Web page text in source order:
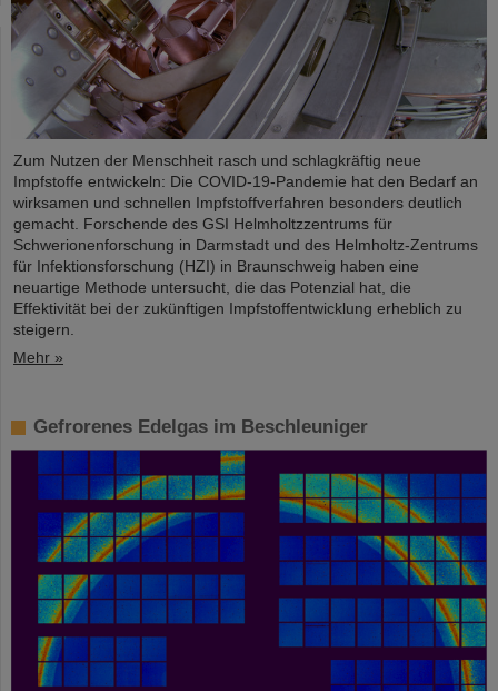
Zum Nutzen der Menschheit rasch und schlagkräftig neue
Impfstoffe entwickeln: Die COVID-19-Pandemie hat den Bedarf an
wirksamen und schnellen Impfstoffverfahren besonders deutlich
gemacht. Forschende des GSI Helmholtzzentrums für
Schwerionenforschung in Darmstadt und des Helmholtz-Zentrums
für Infektionsforschung (HZI) in Braunschweig haben eine
neuartige Methode untersucht, die das Potenzial hat, die
Effektivität bei der zukünftigen Impfstoffentwicklung erheblich zu
steigern.
Mehr »
Gefrorenes Edelgas im Beschleuniger